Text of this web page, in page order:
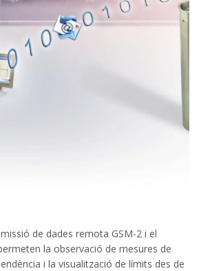
de dades remota GSM-2 i el
la observació de mesures de
i la visualització de límits des de